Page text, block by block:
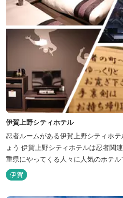
伊賀上野シティホテル
忍者ルームがある伊賀上野シティホ
ょう 伊賀上野シティホテルは忍者関連のアクティビティを求めて三
重県にやってくる人々に人気のホテ
忍者の内装が施された部屋がいくつか
トペーパーに至るまで、忍者に関連し
伊賀